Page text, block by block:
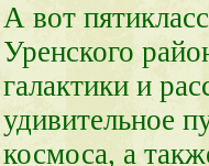
А вот
Уренского
галактики и
удивительное
космоса, а